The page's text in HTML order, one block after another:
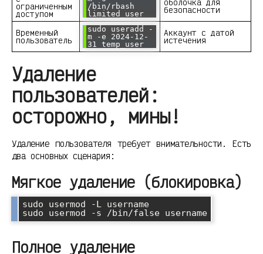
ограниченным
доступом
/bin/rbash
limited_user
оболочка для
безопасности
Временный
пользователь
sudo useradd -
m -e 2024-12-
31 temp_user
Аккаунт с датой
истечения
Удаление
пользователей:
осторожно, мины!
Удаление пользователя требует внимательности. Есть
два основных сценария:
Мягкое удаление (блокировка)
sudo usermod -L username
Полное удаление